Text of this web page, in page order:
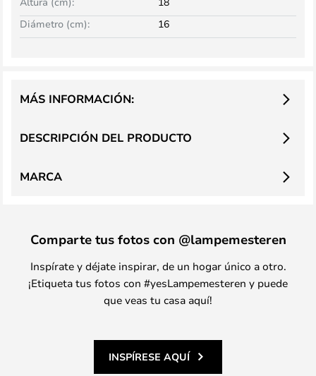
Diámetro (cm):
16
DESCRIPCIÓN DEL PRODUCTO
MÁS INFORMACIÓN:
MARCA
Comparte tus fotos con @lampemesteren
Inspírate y déjate inspirar, de un hogar único a otro.
¡Etiqueta tus fotos con #yesLampemesteren y puede
que veas tu casa aquí!
INSPÍRESE AQUÍ